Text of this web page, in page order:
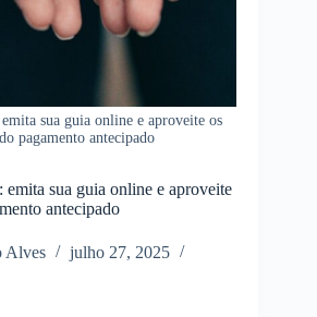
sua guia online e aproveite os
pagamento antecipado
sua guia online e aproveite
antecipado
Alves
julho 27, 2025